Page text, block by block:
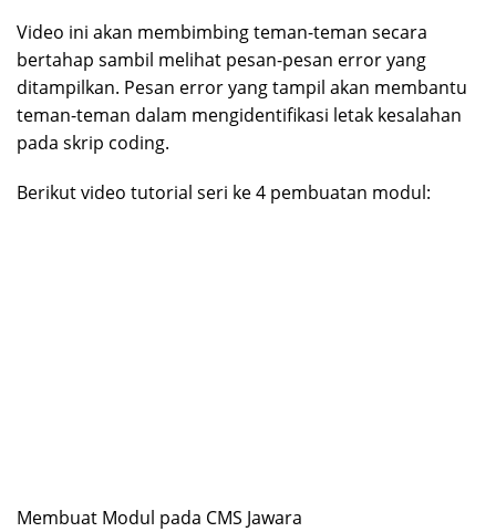
Video ini akan membimbing teman-teman secara
bertahap sambil melihat pesan-pesan error yang
ditampilkan. Pesan error yang tampil akan membantu
teman-teman dalam mengidentifikasi letak kesalahan
pada skrip coding.
Berikut video tutorial seri ke 4 pembuatan modul:
Membuat Modul pada CMS Jawara